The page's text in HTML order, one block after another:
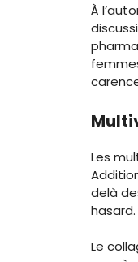
À
Les
delà
hasard.
Le